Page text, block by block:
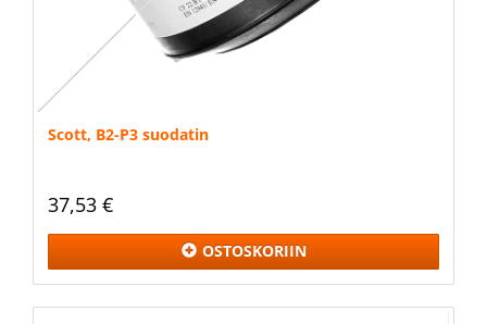
Scott, B2-P3 suodatin
37,53 €
OSTOSKORIIN